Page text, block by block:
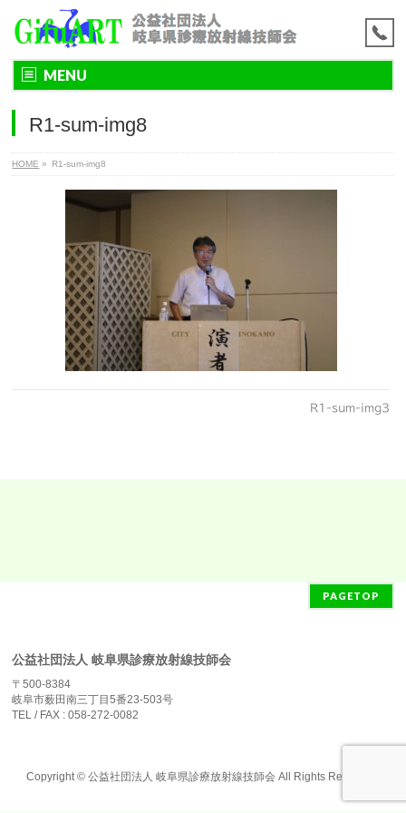
MENU
R1-sum-img8
HOME » R1-sum-img8
R1-sum-img3
PAGETOP
公益社団法人 岐阜県診療放射線技師会
〒500-8384
岐阜市薮田南三丁目5番23-503号
TEL / FAX : 058-272-0082
Copyright ©公益社団法人 岐阜県診療放射線技師会 All Rights Reserved.